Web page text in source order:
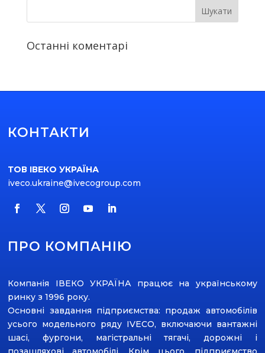
Останні коментарі
КОНТАКТИ
ТОВ ІВЕКО УКРАЇНА
iveco.ukraine@ivecogroup.com
ПРО КОМПАНІЮ
Компанія ІВЕКО УКРАЇНА працює на українському
ринку з 1996 року.
Основні завдання підприємства: продаж автомобілів
усього модельного ряду ІVECO, включаючи вантажні
шасі, фургони, магістральні тягачі, дорожні і